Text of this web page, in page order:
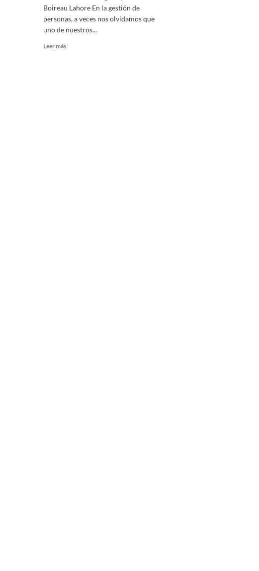
Boireau Lahore En la gestión de
personas, a veces nos olvidamos que
uno de nuestros...
Leer más